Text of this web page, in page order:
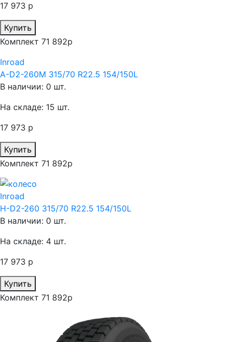
17 973 р
Купить
Комплект 71 892р
Inroad
A-D2-260M 315/70 R22.5 154/150L
В наличии: 0 шт.
На складе: 15 шт.
17 973 р
Купить
Комплект 71 892р
Inroad
H-D2-260 315/70 R22.5 154/150L
В наличии: 0 шт.
На складе: 4 шт.
17 973 р
Купить
Комплект 71 892р